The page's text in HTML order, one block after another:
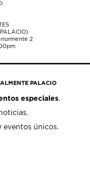
2
PALACIO
especiales.
eventos únicos.